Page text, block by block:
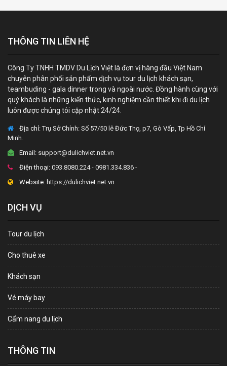
THÔNG TIN LIÊN HỆ
Công Ty TNHH TMDV Du Lịch Việt là đơn vị hàng đầu Việt Nam
chuyên phân phối sản phẩm dịch vụ tour du lịch khách sạn,
teambuding - gala dinner trong và ngoài nước. Đồng hành cùng với
quý khách là những kiến thức, kinh nghiệm cần thiết khi đi du lịch
luôn được chúng tôi cập nhật 24/24.
Địa chỉ:Trụ Sở Chính: Số 57/50 lê Đức Thọ, p7, Gò Vấp, Tp Hồ Chí
Minh.
Email: support@dulichviet.net.vn
Điện thoại: 093.8080.224 - 0981.334.836 -
Website: https://dulichviet.net.vn
DỊCH VỤ
Tour du lịch
Cho thuê xe
Khách sạn
Vé máy bay
Cẩm nang du lịch
THÔNG TIN